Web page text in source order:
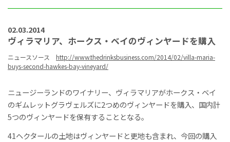
02.03.2014
ヴィラマリア、ホークス・ベイのヴィンヤードを購入
ニュースソース http://www.thedrinksbusiness.com/2014/02/villa-maria-
buys-second-hawkes-bay-vineyard/
ニュージーランドのワイナリー、ヴィラマリアがホークス・ベイ
のギムレットグラヴェルズに2つめのヴィンヤードを購入、国内計
5つのヴィンヤードを保有することとなる。
41ヘクタールの土地はヴィンヤードと更地も含まれ、今回の購入